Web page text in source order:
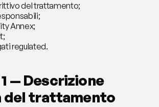
del trattamento;
Annex;
regulated.
— Descrizione
del trattamento